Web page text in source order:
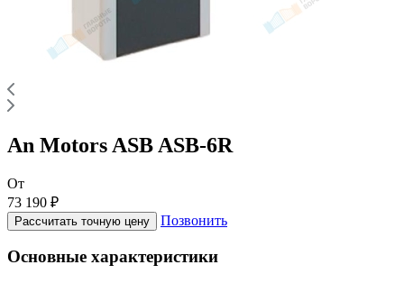
An Motors ASB ASB-6R
От
73 190 ₽
Рассчитать точную цену Позвонить
Основные характеристики